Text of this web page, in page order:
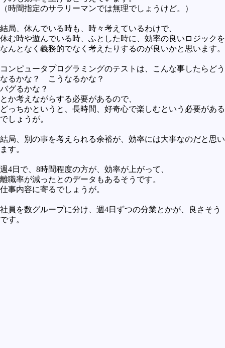
（時間指定のサラリーマンでは無理でしょうけど。）
結局、休んでいる時も、時々考えているわけで、
休む時や遊んでいる時、ふとした時に、効率の良いロジックを
なんとなく義務的でなく考えたりするのが良いかと思います。
コンピュータプログラミングのテストは、こんな事したらどう
なるかな？ こうなるかな？
バグるかな？
とか考えながらする必要があるので、
どっちかというと、長時間、好奇心で楽しむという必要がある
でしょうが。
結局、別の事を考えられる余裕が、効率には大事なのだと思い
ます。
週4日で、8時間程度の方が、効率が上がって、
離職率が減ったとのデータもあるそうです。
仕事内容に寄るでしょうが。
社員を数グループに分け、週4日ずつの分業とかが、良さそう
です。